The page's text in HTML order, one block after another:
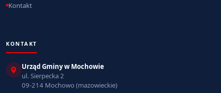
Kontakt
KONTAKT
Urząd Gminy w Mochowie
ul. Sierpecka 2
09-214 Mochowo (mazowieckie)